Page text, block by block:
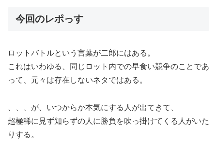
今回のレポっす
ロットバトルという言葉が二郎にはある。
これはいわゆる、同じロット内での早食い競争のことであ
って、元々は存在しないネタではある。
、、、が、いつからか本気にする人が出てきて、
超極稀に見ず知らずの人に勝負を吹っ掛けてくる人がいた
りする。